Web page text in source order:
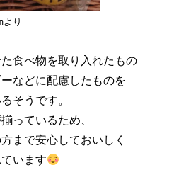
り
食べ物を取り入れたもの
などに配慮したものを
そうです。
っているため、
まで安心しておいしく
います